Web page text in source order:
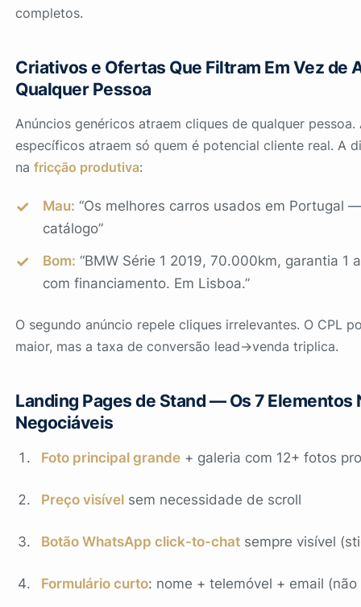
completos.
Criativos e Ofertas Que Filtram Em Vez de
Qualquer Pessoa
Anúncios genéricos atraem cliques de qualquer pessoa.
específicos atraem só quem é potencial cliente real. A
nafricção produtiva:
Mau: “Os melhores carros usados em Portugal
catálogo”
Bom: “BMW Série 1 2019, 70.000km, garantia 1
com financiamento. Em Lisboa.”
O segundo anúncio repele cliques irrelevantes. O CPL
maior, mas a taxa de conversão lead→venda triplica.
Landing Pages de Stand — Os 7 Elementos
Negociáveis
Foto principal grande + galeria com 12+ fotos
Preço visível sem necessidade de scroll
Botão WhatsApp click-to-chat sempre visível
Formulário curto: nome + telemóvel + email (não